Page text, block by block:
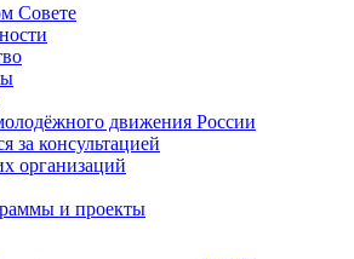
Совете
движения России
за консультацией
организаций
и проекты